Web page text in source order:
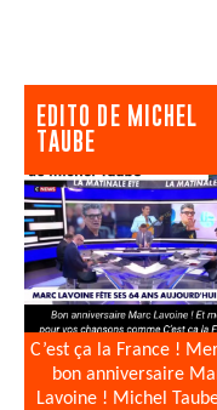
EDITO DE MICHEL
TAUBE
C’est ça la France !
bon anniversaire
Lavoine ! Michel